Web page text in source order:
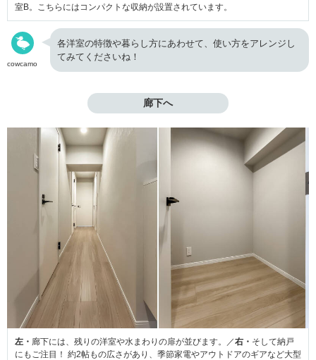
室B。こちらにはコンパクトな収納が設置されています。
cowcamo
各洋室の特徴や暮らし方にあわせて、使い方をアレンジし
てみてくださいね！
廊下へ
左・ 廊下には、残りの洋室や水まわりの扉が並びます。／右・ そして納戸
にもご注目！ 約2帖もの広さがあり、季節家電やアウトドアのギアなど大型